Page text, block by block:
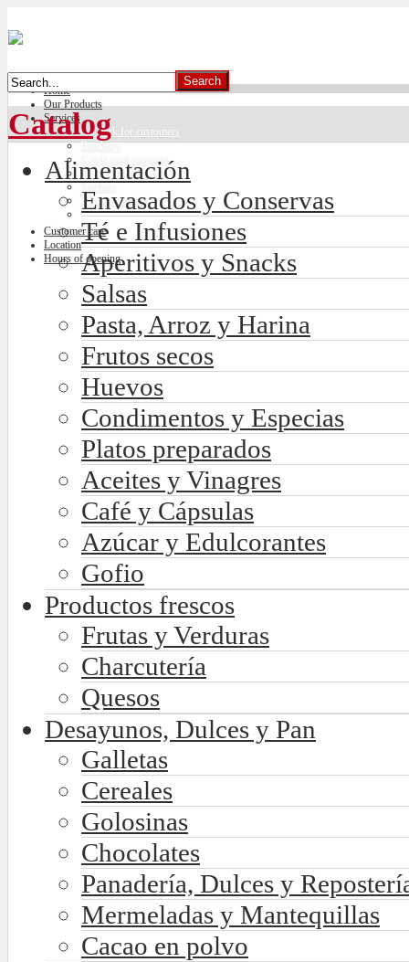
Home
Our Products
Services
Car park for customers
Butchery
Credit card payment
Freshly made bread
Lockers
Climate control
Customer care
Location
Hours of opening
Catalog
Alimentación
Envasados y Conservas
Té e Infusiones
Aperitivos y Snacks
Salsas
Pasta, Arroz y Harina
Frutos secos
Huevos
Condimentos y Especias
Platos preparados
Aceites y Vinagres
Café y Cápsulas
Azúcar y Edulcorantes
Gofio
Productos frescos
Frutas y Verduras
Charcutería
Quesos
Desayunos, Dulces y Pan
Galletas
Cereales
Golosinas
Chocolates
Panadería, Dulces y
Mermeladas y Mantequillas
Cacao en polvo